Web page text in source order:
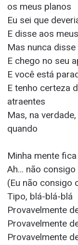
os meus planos
Eu sei que
E disse aos
Mas nunca
E chego no seu
E você está
E tenho certeza
atraentes
Mas, na
quando
Minha mente
Ah… não
(Eu não consigo
Tipo, blá-blá-blá
Provavеlmente
Provavelmente
Provavelmente